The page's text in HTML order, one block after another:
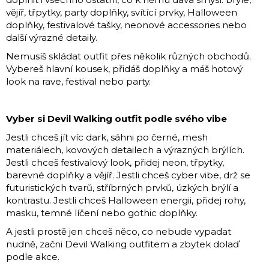
vějíř, třpytky, party doplňky, svítící prvky, Halloween
doplňky, festivalové tašky, neonové accessories nebo
další výrazné detaily.
Nemusíš skládat outfit přes několik různých obchodů.
Vybereš hlavní kousek, přidáš doplňky a máš hotový
look na rave, festival nebo party.
Vyber si Devil Walking outfit podle svého vibe
Jestli chceš jít víc dark, sáhni po černé, mesh
materiálech, kovových detailech a výrazných brýlích.
Jestli chceš festivalový look, přidej neon, třpytky,
barevné doplňky a vějíř. Jestli chceš cyber vibe, drž se
futuristických tvarů, stříbrných prvků, úzkých brýlí a
kontrastu. Jestli chceš Halloween energii, přidej rohy,
masku, temné líčení nebo gothic doplňky.
A jestli prostě jen chceš něco, co nebude vypadat
nudně, začni Devil Walking outfitem a zbytek dolaď
podle akce.